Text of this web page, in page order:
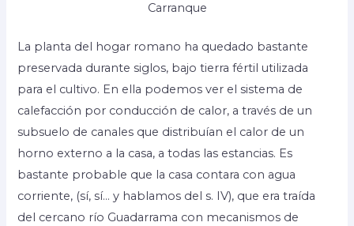
Carranque
La planta del hogar romano ha quedado bastante
preservada durante siglos, bajo tierra fértil utilizada
para el cultivo. En ella podemos ver el sistema de
calefacción por conducción de calor, a través de un
subsuelo de canales que distribuían el calor de un
horno externo a la casa, a todas las estancias. Es
bastante probable que la casa contara con agua
corriente, (sí, sí… y hablamos del s. IV), que era traída
del cercano río Guadarrama con mecanismos de